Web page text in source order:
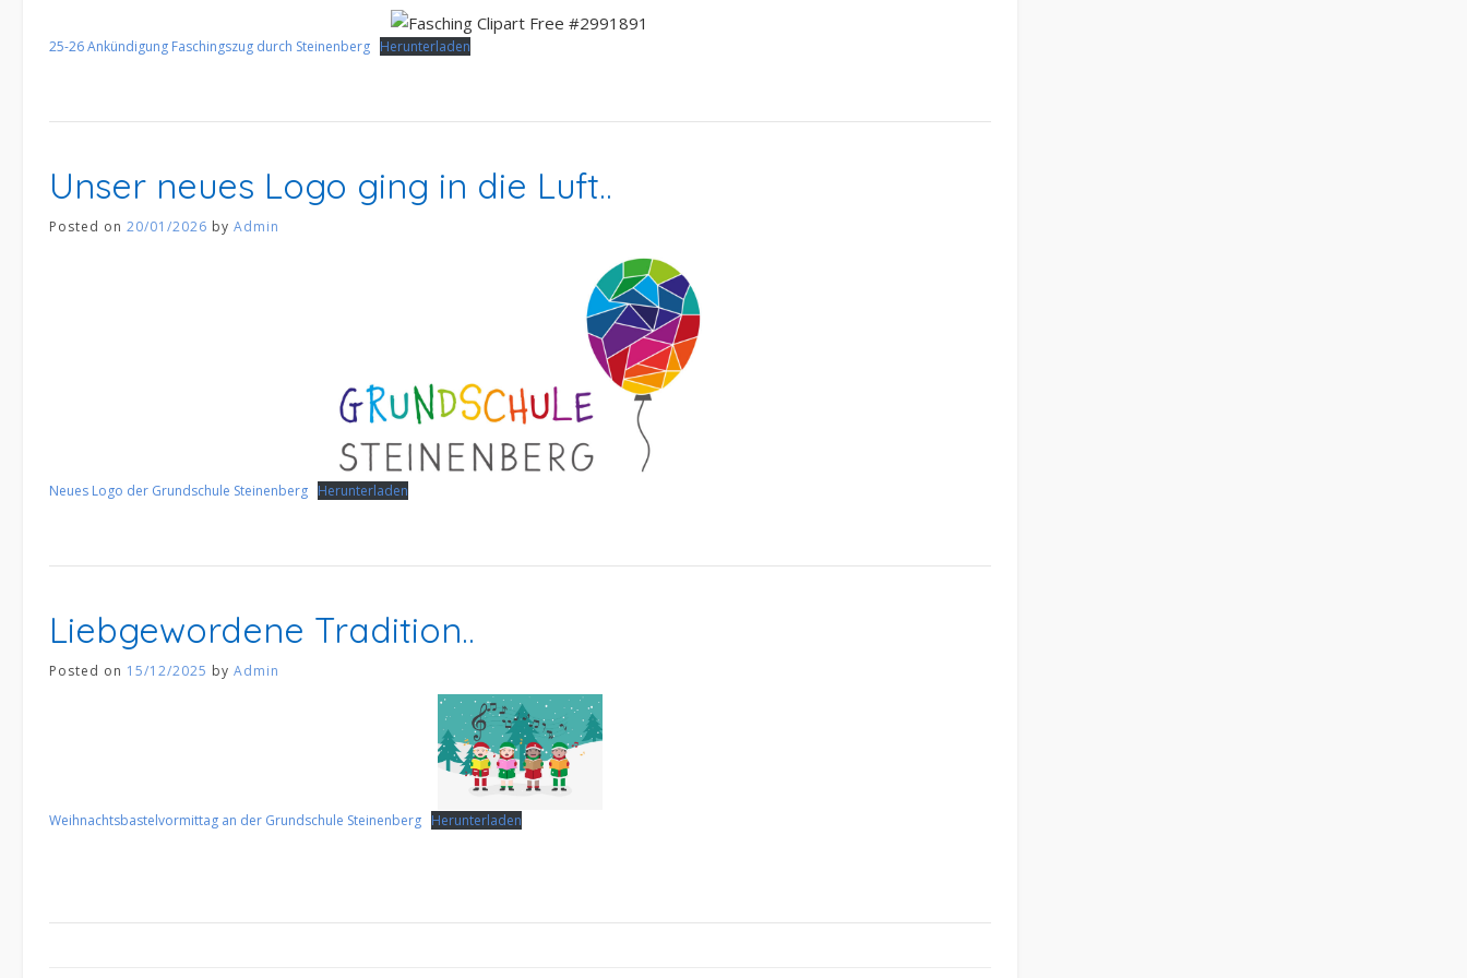
25-26 Ankündigung Faschingszug durch Steinenberg Herunterladen
Unser neues Logo ging in die Luft..
Posted on 20/01/2026 by Admin
Neues Logo der Grundschule Steinenberg Herunterladen
Liebgewordene Tradition..
Posted on 15/12/2025 by Admin
Weihnachtsbastelvormittag an der Grundschule Steinenberg Herunterladen